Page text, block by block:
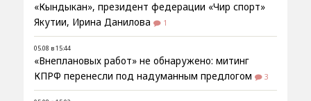
«Кындыкан», президент федерации «Чир спорт»
Якутии, Ирина Данилова
1
05.08 в 15:44
«Внеплановых работ» не обнаружено: митинг
КПРФ перенесли под надуманным предлогом
3